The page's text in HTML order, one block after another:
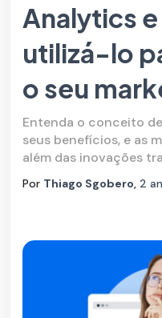
Analytics
utilizá-lo
o seu
Entenda o conceito
seus benefícios, e as
além das inovações
Por Thiago Sgobero 2